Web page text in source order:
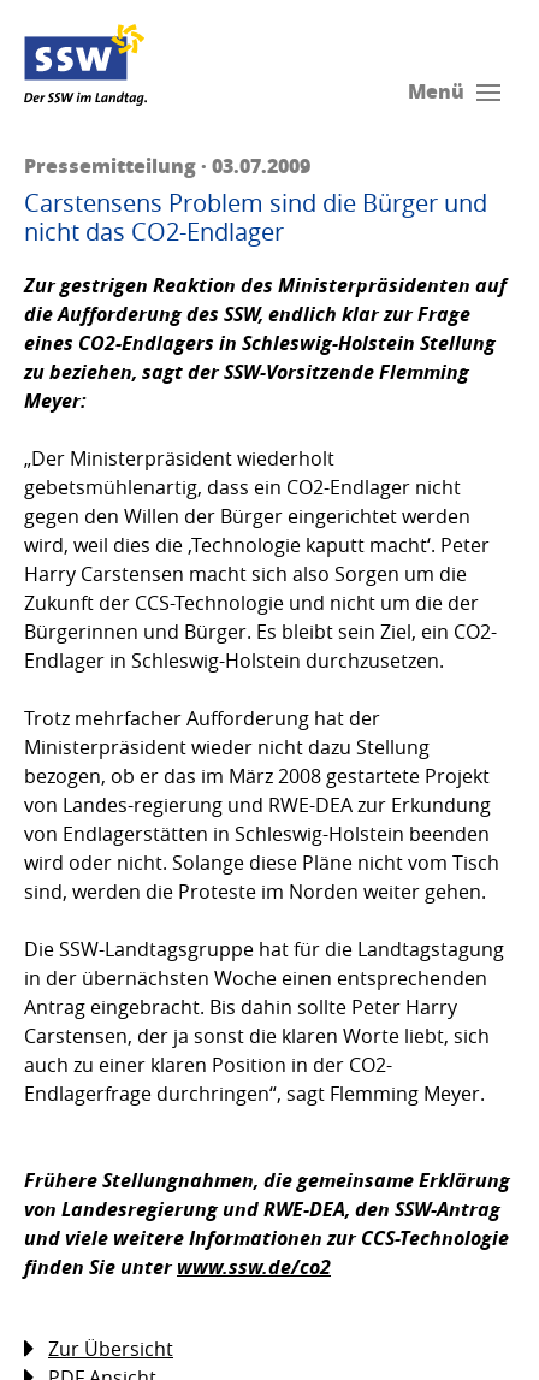
Menü
Pressemitteilung · 03.07.2009
Carstensens Problem sind die Bürger und
nicht das CO2-Endlager
Zur gestrigen Reaktion des Ministerpräsidenten auf
die Aufforderung des SSW, endlich klar zur Frage
eines CO2-Endlagers in Schleswig-Holstein Stellung
zu beziehen, sagt der SSW-VorsitzendeFlemming
Meyer:
„Der Ministerpräsident wiederholt
gebetsmühlenartig, dass ein CO2-Endlager nicht
gegen den Willen der Bürger eingerichtet werden
wird, weil dies die ‚Technologie kaputt macht‘. Peter
Harry Carstensen macht sich also Sorgen um die
Zukunft der CCS-Technologie und nicht um die der
Bürgerinnen und Bürger. Es bleibt sein Ziel, ein CO2-
Endlager in Schleswig-Holstein durchzusetzen.
Trotz mehrfacher Aufforderung hat der
Ministerpräsident wieder nicht dazu Stellung
bezogen, ob er das im März 2008 gestartete Projekt
von Landes-regierung und RWE-DEA zur Erkundung
von Endlagerstätten in Schleswig-Holstein beenden
wird oder nicht. Solange diese Pläne nicht vom Tisch
sind, werden die Proteste im Norden weiter gehen.
Die SSW-Landtagsgruppe hat für die Landtagstagung
in der übernächsten Woche einen entsprechenden
Antrag eingebracht. Bis dahin sollte Peter Harry
Carstensen, der ja sonst die klaren Worte liebt, sich
auch zu einer klaren Position in der CO2-
Endlagerfrage durchringen“, sagt Flemming Meyer.
Frühere Stellungnahmen, die gemeinsame Erklärung
von Landesregierung und RWE-DEA, den SSW-Antrag
und viele weitere Informationen zur CCS-Technologie
finden Sie unterwww.ssw.de/co2
Zur Übersicht